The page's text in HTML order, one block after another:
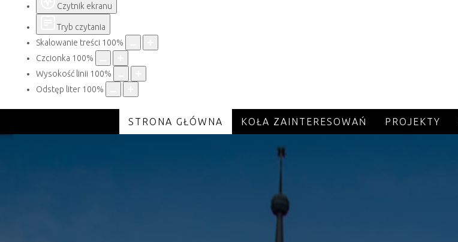
Czytnik ekranu
Tryb czytania
Skalowanie treści 100%
Czcionka 100%
Wysokość linii 100%
Odstęp liter 100%
STRONA GŁÓWNA KOŁA ZAINTERESOWAŃ PROJEKTY